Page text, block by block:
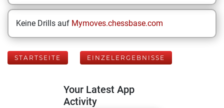
Keine Drills auf Mymoves.chessbase.com
STARTSEITE EINZELERGEBNISSE
Your Latest App
Activity